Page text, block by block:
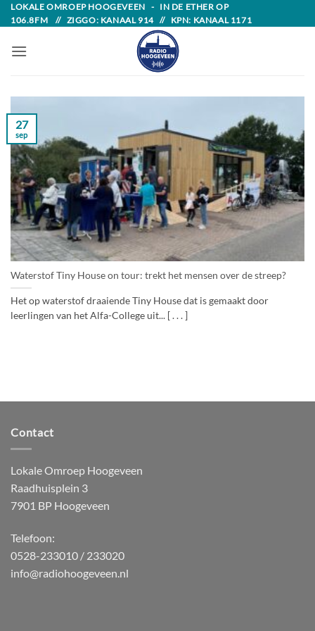
Skip
to
content
LOKALE OMROEP HOOGEVEEN - IN DE ETHER OP
106.8FM // ZIGGO: KANAAL 914 // KPN: KANAAL 1171
Waterstof Tiny House on tour: trekt het mensen over de streep?
Het op waterstof draaiende Tiny House dat is gemaakt door
leerlingen van het Alfa-College uit... [ . . . ]
27
sep
Contact
Lokale Omroep Hoogeveen
Raadhuisplein 3
7901 BP Hoogeveen
Telefoon:
0528-233010 / 233020
info@radiohoogeveen.nl